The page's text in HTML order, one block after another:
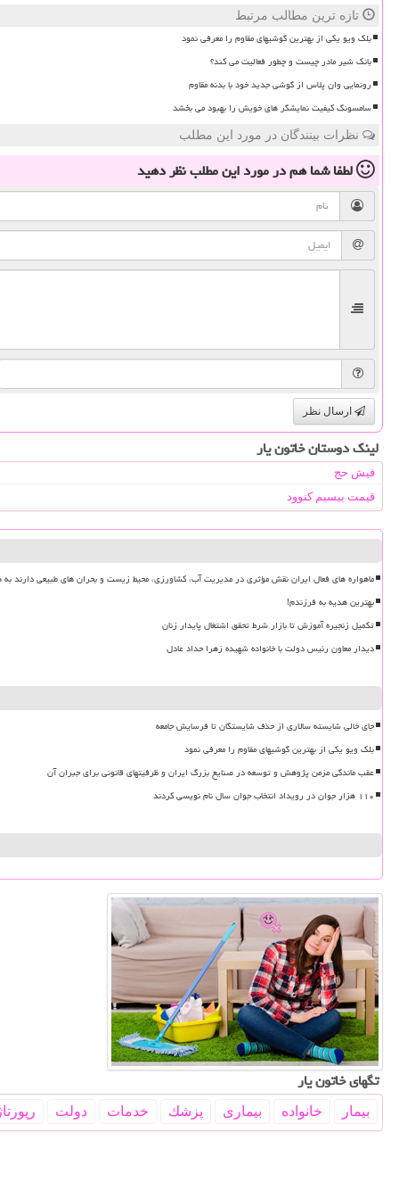
تازه ترین مطالب مرتبط
بلک ویو یکی از بهترین گوشیهای مقاوم را معرفی نمود
بانک شیر مادر چیست و چطور فعالیت می کند؟
رونمایی وان پلاس از گوشی جدید خود با بدنه مقاوم
سامسونگ کیفیت نمایشگر های خویش را بهبود می بخشد
نظرات بینندگان در مورد این مطلب
لطفا شما همدر مورد این مطلبنظر دهید
ارسال نظر
لینک دوستان خاتون یار
فیش حج
قیمت بیسیم کنوود
ماهواره های فعال ایران نقش مؤثری در مدیریت آب، کشاورزی، محیط زیست و بحران های طبیعی دارند به
بهترین هدیه به فرزندم!
تکمیل زنجیره آموزش تا بازار شرط تحقق اشتغال پایدار زنان
دیدار معاون رئیس دولت با خانواده شهیده زهرا حداد عادل
جای خالی شایسته سالاری از حذف شایستگان تا فرسایش جامعه
بلک ویو یکی از بهترین گوشیهای مقاوم را معرفی نمود
عقب ماندگی مزمن پژوهش و توسعه در صنایع بزرگ ایران و ظرفیتهای قانونی برای جبران آن
۱۱۰ هزار جوان در رویداد انتخاب جوان سال نام نویسی کردند
تگهای خاتون یار
بیمار خانواده بیماری پزشك خدمات دولت رپورتاژ